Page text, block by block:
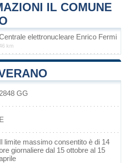
IL COMUNE
elettronucleare Enrico Fermi
km
2848 GG
E
Il limite massimo consentito è di 14
giornaliere dal 15 ottobre al 15